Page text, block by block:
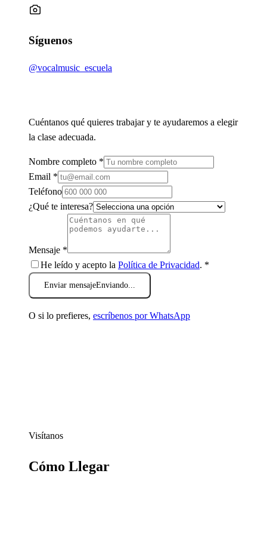
Síguenos
@vocalmusic_escuela
Cuéntanos qué quieres trabajar y te ayudaremos a elegir
la clase adecuada.
Nombre completo *
Email *
Teléfono
¿Qué te interesa?
Mensaje *
He leído y acepto la Política de Privacidad. *
Enviar mensajeEnviando...
O si lo prefieres, escríbenos por WhatsApp
Visítanos
Cómo Llegar